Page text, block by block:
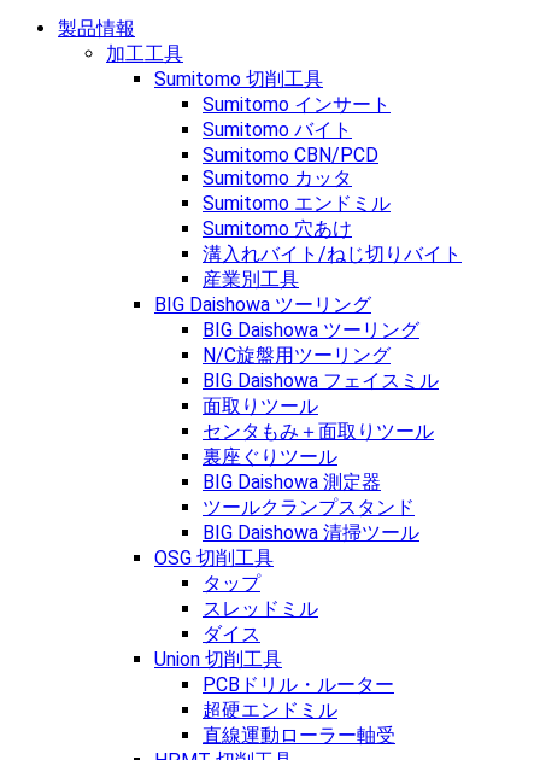
製品情報
加工工具
Sumitomo 切削工具
Sumitomo インサート
Sumitomo バイト
Sumitomo CBN/PCD
Sumitomo カッタ
Sumitomo エンドミル
Sumitomo 穴あけ
溝入れバイト/ねじ切りバイト
産業別工具
BIG Daishowa ツーリング
BIG Daishowa ツーリング
N/C旋盤用ツーリング
BIG Daishowa フェイスミル
面取りツール
センタもみ＋面取りツール
裏座ぐりツール
BIG Daishowa 測定器
ツールクランプスタンド
BIG Daishowa 清掃ツール
OSG 切削工具
タップ
スレッドミル
ダイス
Union 切削工具
PCBドリル・ルーター
超硬エンドミル
直線運動ローラー軸受